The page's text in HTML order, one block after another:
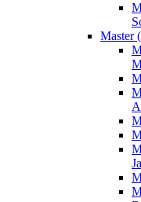
Master